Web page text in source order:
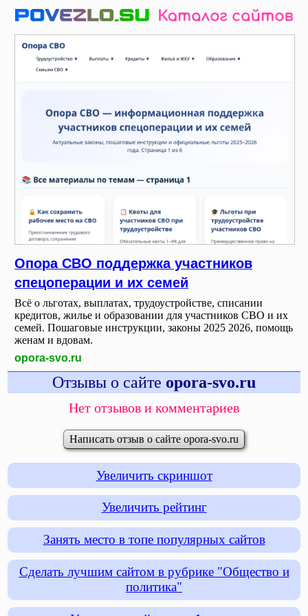
Опора СВО поддержка участников
спецоперации и их семей
Всё о льготах, выплатах, трудоустройстве, списании
кредитов, жилье и образовании для участников СВО и их
семей. Пошаговые инструкции, законы 2025 2026, помощь
женам и вдовам.
opora-svo.ru
Отзывы о сайте opora-svo.ru
Нет отзывов и комментариев
Написать отзыв о сайте opora-svo.ru
Увеличить скриншот
Увеличить рейтинг
Занять место в топе популярных сайтов
Сделать лучшим сайтом в рубрике "Общество и
политика"